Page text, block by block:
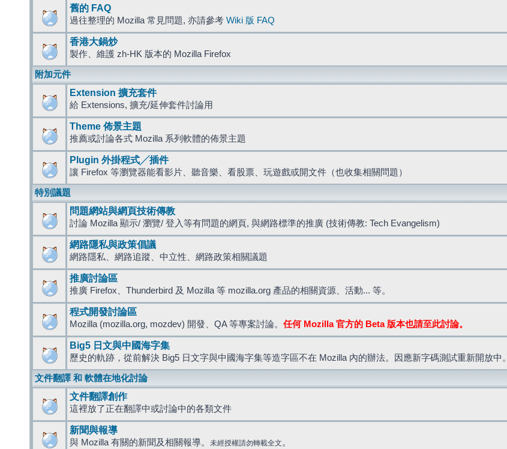
舊的 FAQ
過往整理的 Mozilla 常見問題, 亦請參考 Wiki 版 FAQ
香港大鍋炒
製作、維護 zh-HK 版本的 Mozilla Firefox
附加元件
Extension 擴充套件
給 Extensions, 擴充/延伸套件討論用
Theme 佈景主題
推薦或討論各式 Mozilla 系列軟體的佈景主題
Plugin 外掛程式╱插件
讓 Firefox 等瀏覽器能看影片、聽音樂、看股票、玩遊戲或開文件（也收集相關問題）
特別議題
問題網站與網頁技術傳教
討論 Mozilla 顯示/ 瀏覽/ 登入等有問題的網頁, 與網路標準的推廣 (技術傳教: Tech Evangelism)
網路隱私與政策倡議
網路隱私、網路追蹤、中立性、網路政策相關議題
推廣討論區
推廣 Firefox、Thunderbird 及 Mozilla 等 mozilla.org 產品的相關資源、活動... 等。
程式開發討論區
Mozilla (mozilla.org, mozdev) 開發、QA 等專案討論。 任何 Mozilla 官方的 Beta 版本也請至此討論。
Big5 日文與中國海字集
歷史的軌跡，從前解決 Big5 日文字與中國海字集等造字區不在 Mozilla 內的辦法。因應新字碼測試重新開放中。
文件翻譯 和 軟體在地化討論
文件翻譯創作
這裡放了正在翻譯中或討論中的各類文件
新聞與報導
與 Mozilla 有關的新聞及相關報導。 未經授權請勿轉載全文 。